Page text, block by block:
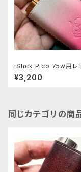
iStick Pico 75w用レ
ーブ [095-pc]
¥3,200
同じカテゴリの商